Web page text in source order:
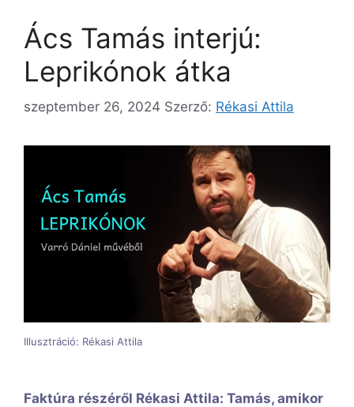
Ács Tamás interjú:
Leprikónok átka
szeptember 26, 2024 Szerző: Rékasi Attila
Illusztráció: Rékasi Attila
Faktúra részéről Rékasi Attila: Tamás, amikor